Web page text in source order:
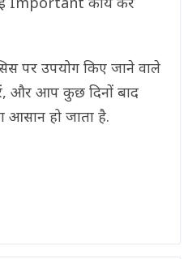
पर उपयोग किए जाने वाले
और आप कुछ दिनों बाद
हो जाता है.